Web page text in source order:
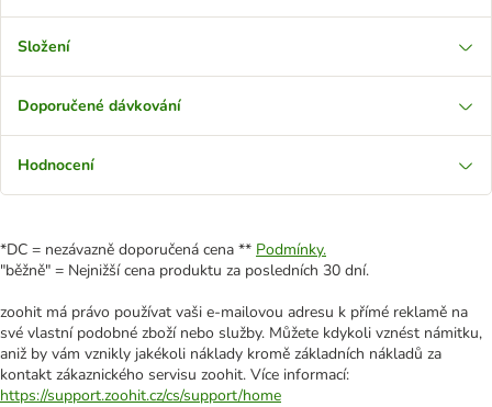
Složení
Doporučené dávkování
Hodnocení
*DC = nezávazně doporučená cena ** Podmínky.
"běžně" = Nejnižší cena produktu za posledních 30 dní.
zoohit má právo používat vaši e-mailovou adresu k přímé reklamě na
své vlastní podobné zboží nebo služby. Můžete kdykoli vznést námitku,
aniž by vám vznikly jakékoli náklady kromě základních nákladů za
kontakt zákaznického servisu zoohit. Více informací:
https://support.zoohit.cz/cs/support/home